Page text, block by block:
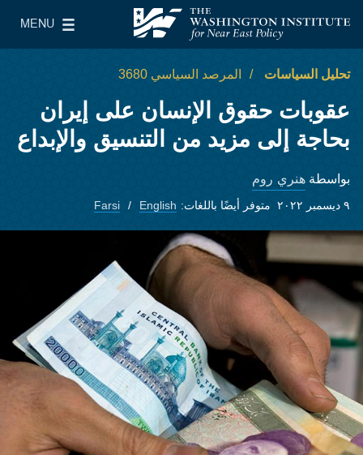
معهد واشنطن لسياسات الشرق الأدنى
MENU
Main Menu
تحليل السياسات المرصد السياسي 3680
عقوبات حقوق الإنسان على إيران
بحاجة إلى مزيد من التنسيق والإبداع
بواسطة هنري روم
٩ ديسمبر ٢٠٢٢ متوفر أيضًا باللغات: English
Farsi